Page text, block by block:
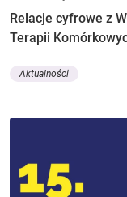
Relacje cyfrowe z
Terapii
Aktualności